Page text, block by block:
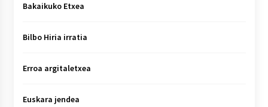
Bakaikuko Etxea
Bilbo Hiria irratia
Erroa argitaletxea
Euskara jendea